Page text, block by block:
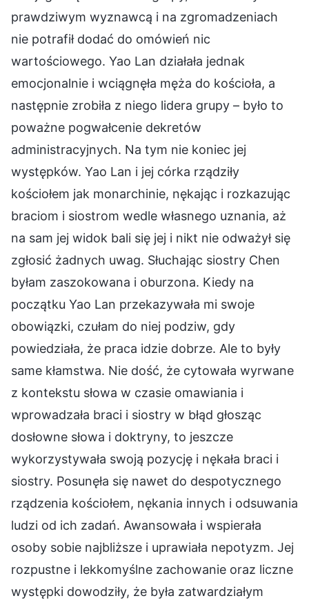
prawdziwym wyznawcą i na zgromadzeniach
nie potrafił dodać do omówień nic
wartościowego. Yao Lan działała jednak
emocjonalnie i wciągnęła męża do kościoła, a
następnie zrobiła z niego lidera grupy – było to
poważne pogwałcenie dekretów
administracyjnych. Na tym nie koniec jej
występków. Yao Lan i jej córka rządziły
kościołem jak monarchinie, nękając i rozkazując
braciom i siostrom wedle własnego uznania, aż
na sam jej widok bali się jej i nikt nie odważył się
zgłosić żadnych uwag. Słuchając siostry Chen
byłam zaszokowana i oburzona. Kiedy na
początku Yao Lan przekazywała mi swoje
obowiązki, czułam do niej podziw, gdy
powiedziała, że praca idzie dobrze. Ale to były
same kłamstwa. Nie dość, że cytowała wyrwane
z kontekstu słowa w czasie omawiania i
wprowadzała braci i siostry w błąd głosząc
dosłowne słowa i doktryny, to jeszcze
wykorzystywała swoją pozycję i nękała braci i
siostry. Posunęła się nawet do despotycznego
rządzenia kościołem, nękania innych i odsuwania
ludzi od ich zadań. Awansowała i wspierała
osoby sobie najbliższe i uprawiała nepotyzm. Jej
rozpustne i lekkomyślne zachowanie oraz liczne
występki dowodziły, że była zatwardziałym